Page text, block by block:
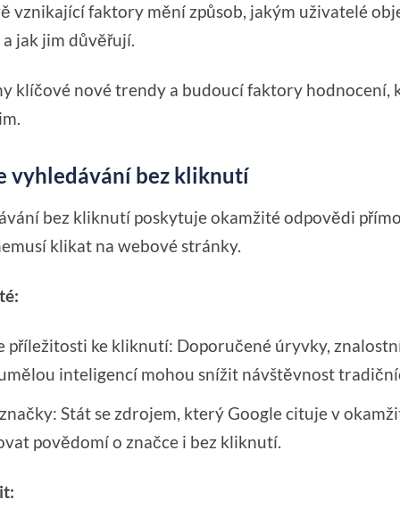
vznikající faktory mění způsob, jakým uživatelé
jak jim důvěřují.
klíčové nové trendy a budoucí faktory hodnocení,
vyhledávání bez kliknutí
bez kliknutí poskytuje okamžité odpovědi přímo
klikat na webové stránky.
příležitosti ke kliknutí: Doporučené úryvky,
inteligencí mohou snížit návštěvnost
Stát se zdrojem, který Google cituje v
povědomí o značce i bez kliknutí.